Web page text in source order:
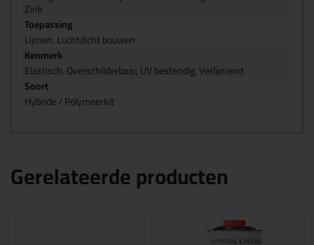
Zink
Toepassing
Lijmen, Luchtdicht bouwen
Kenmerk
Elastisch, Overschilderbaar, UV bestendig, Verlijmend
Soort
Hybride / Polymeerkit
Gerelateerde producten